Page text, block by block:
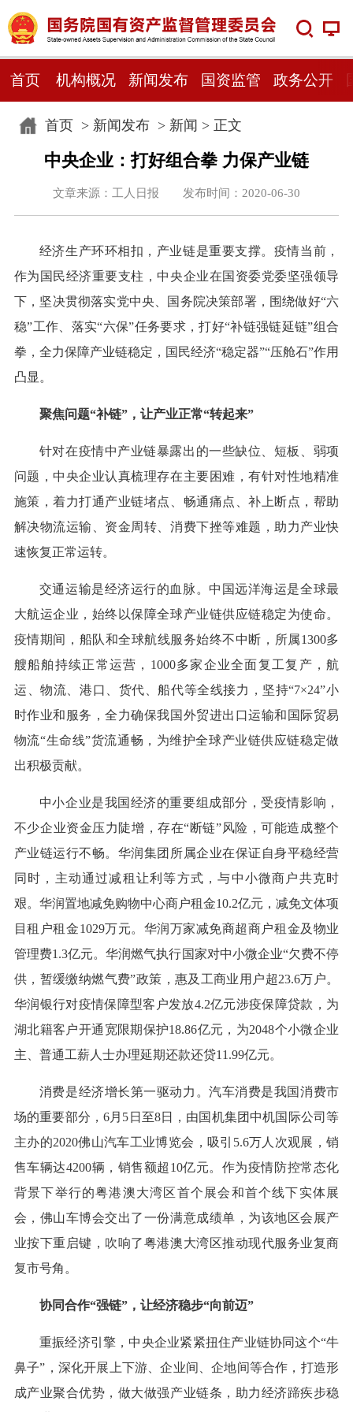
首页 机构概况 新闻发布 国资监管 政务公开
首页> 新闻发布> 新闻 > 正文
中央企业：打好组合拳 力保产业链
文章来源：工人日报 发布时间：2020-06-30
经济生产环环相扣，产业链是重要支撑。疫情当前，
作为国民经济重要支柱，中央企业在国资委党委坚强领导
下，坚决贯彻落实党中央、国务院决策部署，围绕做好“六
稳”工作、落实“六保”任务要求，打好“补链强链延链”组合
拳，全力保障产业链稳定，国民经济“稳定器”“压舱石”作用
凸显。
聚焦问题“补链”，让产业正常“转起来”
针对在疫情中产业链暴露出的一些缺位、短板、弱项
问题，中央企业认真梳理存在主要困难，有针对性地精准
施策，着力打通产业链堵点、畅通痛点、补上断点，帮助
解决物流运输、资金周转、消费下挫等难题，助力产业快
速恢复正常运转。
交通运输是经济运行的血脉。中国远洋海运是全球最
大航运企业，始终以保障全球产业链供应链稳定为使命。
疫情期间，船队和全球航线服务始终不中断，所属1300多
艘船舶持续正常运营，1000多家企业全面复工复产，航
运、物流、港口、货代、船代等全线接力，坚持“7×24”小
时作业和服务，全力确保我国外贸进出口运输和国际贸易
物流“生命线”货流通畅，为维护全球产业链供应链稳定做
出积极贡献。
中小企业是我国经济的重要组成部分，受疫情影响，
不少企业资金压力陡增，存在“断链”风险，可能造成整个
产业链运行不畅。华润集团所属企业在保证自身平稳经营
同时，主动通过减租让利等方式，与中小微商户共克时
艰。华润置地减免购物中心商户租金10.2亿元，减免文体项
目租户租金1029万元。华润万家减免商超商户租金及物业
管理费1.3亿元。华润燃气执行国家对中小微企业“欠费不停
供，暂缓缴纳燃气费”政策，惠及工商业用户超23.6万户。
华润银行对疫情保障型客户发放4.2亿元涉疫保障贷款，为
湖北籍客户开通宽限期保护18.86亿元，为2048个小微企业
主、普通工薪人士办理延期还款还贷11.99亿元。
消费是经济增长第一驱动力。汽车消费是我国消费市
场的重要部分，6月5日至8日，由国机集团中机国际公司等
主办的2020佛山汽车工业博览会，吸引5.6万人次观展，销
售车辆达4200辆，销售额超10亿元。作为疫情防控常态化
背景下举行的粤港澳大湾区首个展会和首个线下实体展
会，佛山车博会交出了一份满意成绩单，为该地区会展产
业按下重启键，吹响了粤港澳大湾区推动现代服务业复商
复市号角。
协同合作“强链”，让经济稳步“向前迈”
重振经济引擎，中央企业紧紧扭住产业链协同这个“牛
鼻子”，深化开展上下游、企业间、企地间等合作，打造形
成产业聚合优势，做大做强产业链条，助力经济蹄疾步稳